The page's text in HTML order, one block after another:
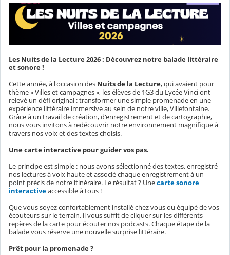
Les Nuits de la Lecture 2026 : Découvrez notre balade littéraire
et sonore !
Cette année, à l'occasion des Nuits de la Lecture, qui avaient pour
thème « Villes et campagnes », les élèves de 1G3 du Lycée Vinci ont
relevé un défi original : transformer une simple promenade en une
expérience littéraire immersive au sein de notre ville, Villefontaine.
Grâce à un travail de création, d'enregistrement et de cartographie,
nous vous invitons à redécouvrir notre environnement magnifique à
travers nos voix et des textes choisis.
Une carte interactive pour guider vos pas.
Le principe est simple : nous avons sélectionné des textes, enregistré
nos lectures à voix haute et associé chaque enregistrement à un
point précis de notre itinéraire. Le résultat ? Unecarte sonore
interactiveaccessible à tous !
Que vous soyez confortablement installé chez vous ou équipé de vos
écouteurs sur le terrain, il vous suffit de cliquer sur les différents
repères de la carte pour écouter nos podcasts. Chaque étape de la
balade vous réserve une nouvelle surprise littéraire.
Prêt pour la promenade ?